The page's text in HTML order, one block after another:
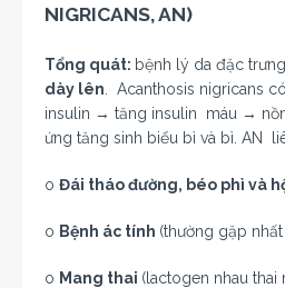
NIGRICANS, AN)
Tổng quát: bệnh lý da đặc
dày lên . Acanthosis nigricans
insulin → tăng insulin máu →
ứng tăng sinh biểu bì và bì. AN
o Đái tháo đường, béo phì và
o Bệnh ác tính (thường gặp
o Mang thai (lactogen nhau thai